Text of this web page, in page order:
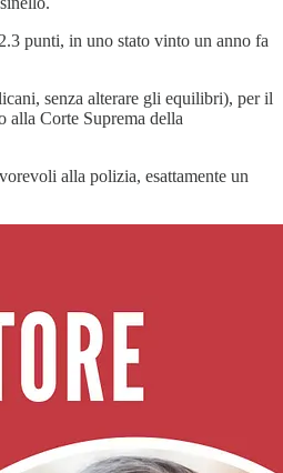
punti, in uno stato vinto un anno fa
senza alterare gli equilibri), per il
alla Corte Suprema della
alla polizia, esattamente un